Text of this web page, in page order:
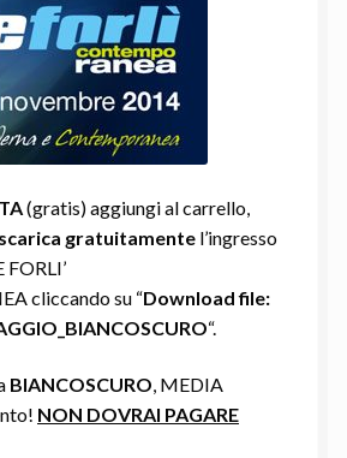
è:
0,00 €.
(gratis) aggiungi al carrello,
scarica gratuitamente l’ingresso
cliccando su “Download file:
“.
BIANCOSCURO, MEDIA
NON DOVRAI PAGARE